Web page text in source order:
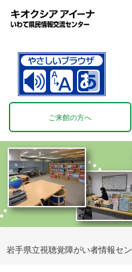
ご来館の方へ
岩手県立視聴覚障がい者情報セ